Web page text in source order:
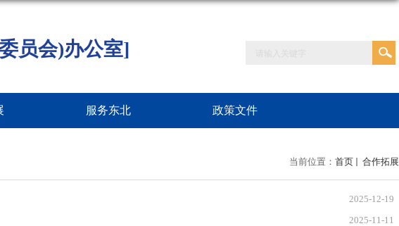
员会)办公室]
服务东北 政策文件
当前位置： 首页 合作拓展
2025-12-19
2025-11-11